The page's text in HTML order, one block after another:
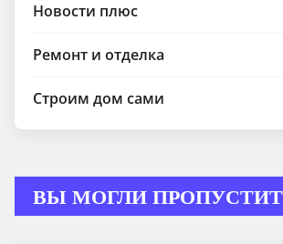
Новости плюс
Ремонт и отделка
Строим дом сами
ВЫ МОГЛИ